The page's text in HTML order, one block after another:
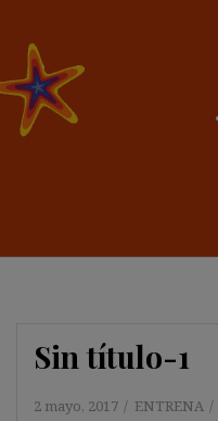
Sin título-1
2 mayo, 2017 ENTRENA